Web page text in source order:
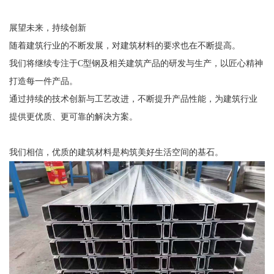
展望未来，持续创新
随着建筑行业的不断发展，对建筑材料的要求也在不断提高。
我们将继续专注于C型钢及相关建筑产品的研发与生产，以匠心精神
打造每一件产品。
通过持续的技术创新与工艺改进，不断提升产品性能，为建筑行业
提供更优质、更可靠的解决方案。
我们相信，优质的建筑材料是构筑美好生活空间的基石。